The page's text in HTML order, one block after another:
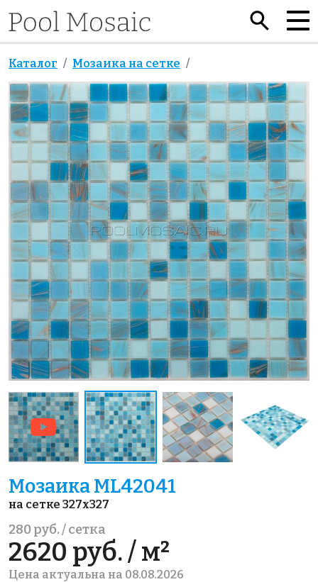
Каталог Мозаика на сетке
Мозаика ML42041
на сетке 327x327
280 руб. / сетка
2620 руб. / м²
Цена актуальна на 08.08.2026